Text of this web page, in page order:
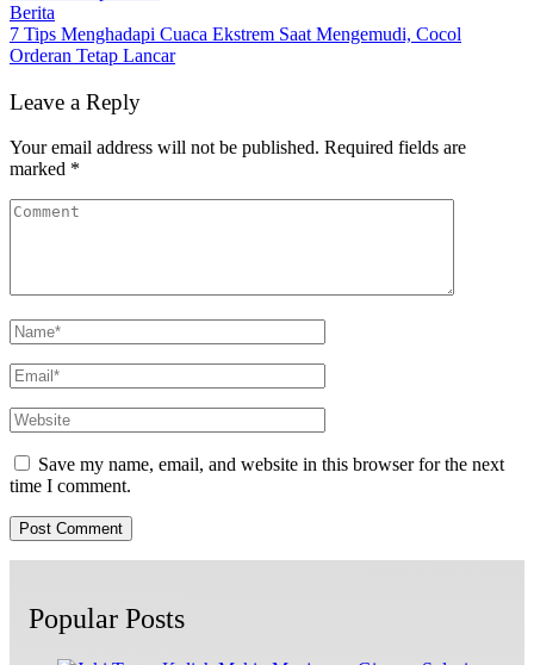
Berita
7 Tips Menghadapi Cuaca Ekstrem Saat Mengemudi, Cocol
Orderan Tetap Lancar
Leave a Reply
Your email address will not be published. Required fields are
marked *
Save my name, email, and website in this browser for the next
time I comment.
Popular Posts